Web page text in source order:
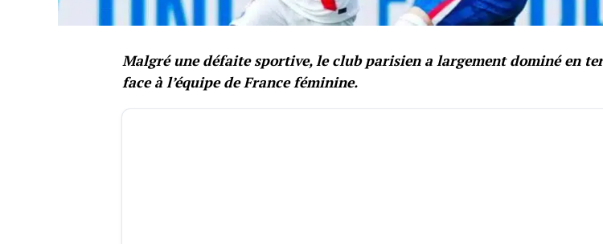
Malgré une défaite sportive, le club parisien a largement dominé en
face à l’équipe de France féminine.